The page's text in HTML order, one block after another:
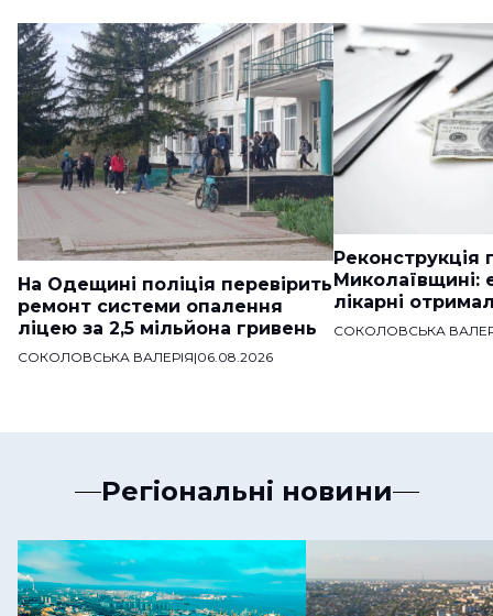
На Одещині поліція перевірить
ремонт системи опалення
ліцею за 2,5 мільйона гривень
СОКОЛОВСЬКА ВАЛЕРІЯ|06.08.2026
Реконструкція
Миколаївщині:
лікарні
СОКОЛОВСЬКА
Регіональні новини